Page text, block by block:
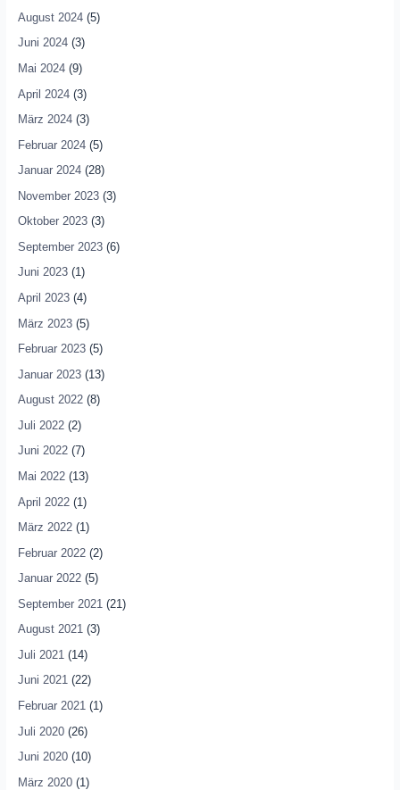
August 2024(5)
Juni 2024(3)
Mai 2024(9)
April 2024(3)
März 2024(3)
Februar 2024(5)
Januar 2024(28)
November 2023(3)
Oktober 2023(3)
September 2023(6)
Juni 2023(1)
April 2023(4)
März 2023(5)
Februar 2023(5)
Januar 2023(13)
August 2022(8)
Juli 2022(2)
Juni 2022(7)
Mai 2022(13)
April 2022(1)
März 2022(1)
Februar 2022(2)
Januar 2022(5)
September 2021 (21)
August 2021(3)
Juli 2021 (14)
Juni 2021(22)
Februar 2021(1)
Juli 2020(26)
Juni 2020(10)
März 2020(1)